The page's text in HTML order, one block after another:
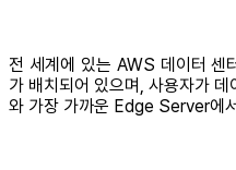
전 세계에 있는 AWS 데이터
가 배치되어 있으며, 사용자가
와 가장 가까운 Edge Server에